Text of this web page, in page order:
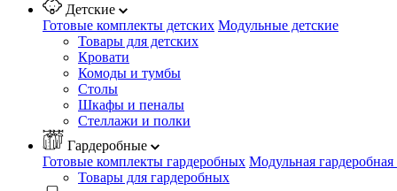
Детские
Готовые комплекты детских Модульные детские
Товары для детских
Кровати
Комоды и тумбы
Столы
Шкафы и пеналы
Стеллажи и полки
Гардеробные
Готовые комплекты гардеробных Модульная
Товары для гардеробных